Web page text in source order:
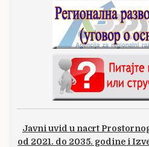
Javni uvid u nacrt
od 2021. do 2035. godine i